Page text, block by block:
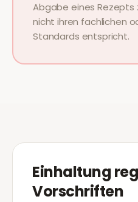
Abgabe eines Rezepts
nicht ihren fachlichen
Standards entspricht.
Einhaltung
Vorschriften